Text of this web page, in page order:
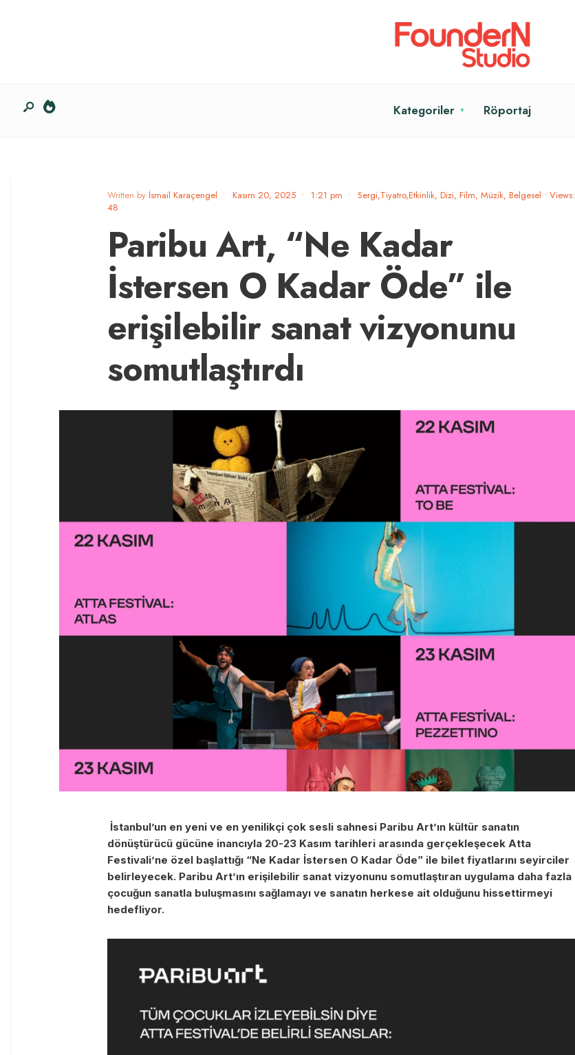
Kategoriler Röportaj
Written by İsmail Karaçengel • Kasım 20, 2025 • 1:21 pm • Sergi,Tiyatro,Etkinlik, Dizi, Film, Müzik, Belgesel • Views:
48
Paribu Art, “Ne Kadar
İstersen O Kadar Öde” ile
erişilebilir sanat vizyonunu
somutlaştırdı
İstanbul’un en yeni ve en yenilikçi çok sesli sahnesi Paribu Art’ın kültür sanatın
dönüştürücü gücüne inancıyla 20-23 Kasım tarihleri arasında gerçekleşecek Atta
Festivali’ne özel başlattığı “Ne Kadar İstersen O Kadar Öde” ile bilet fiyatlarını seyirciler
belirleyecek. Paribu Art’ın erişilebilir sanat vizyonunu somutlaştıran uygulama daha fazla
çocuğun sanatla buluşmasını sağlamayı ve sanatın herkese ait olduğunu hissettirmeyi
hedefliyor.